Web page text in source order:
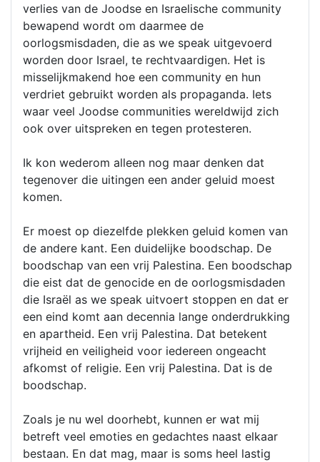
verlies van de Joodse en Israelische community
bewapend wordt om daarmee de
oorlogsmisdaden, die as we speak uitgevoerd
worden door Israel, te rechtvaardigen. Het is
misselijkmakend hoe een community en hun
verdriet gebruikt worden als propaganda. Iets
waar veel Joodse communities wereldwijd zich
ook over uitspreken en tegen protesteren.
Ik kon wederom alleen nog maar denken dat
tegenover die uitingen een ander geluid moest
komen.
Er moest op diezelfde plekken geluid komen van
de andere kant. Een duidelijke boodschap. De
boodschap van een vrij Palestina. Een boodschap
die eist dat de genocide en de oorlogsmisdaden
die Israël as we speak uitvoert stoppen en dat er
een eind komt aan decennia lange onderdrukking
en apartheid. Een vrij Palestina. Dat betekent
vrijheid en veiligheid voor iedereen ongeacht
afkomst of religie. Een vrij Palestina. Dat is de
boodschap.
Zoals je nu wel doorhebt, kunnen er wat mij
betreft veel emoties en gedachtes naast elkaar
bestaan. En dat mag, maar is soms heel lastig